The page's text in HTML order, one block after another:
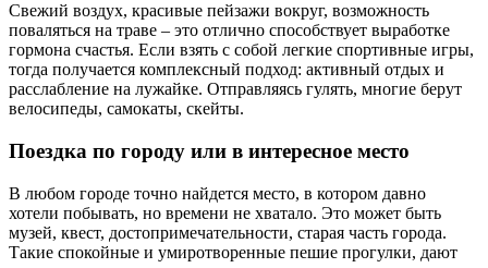
Свежий воздух, красивые пейзажи вокруг, возможность
поваляться на траве – это отлично способствует выработке
гормона счастья. Если взять с собой легкие спортивные игры,
тогда получается комплексный подход: активный отдых и
расслабление на лужайке. Отправляясь гулять, многие берут
велосипеды, самокаты, скейты.
Поездка по городу или в интересное место
В любом городе точно найдется место, в котором давно
хотели побывать, но времени не хватало. Это может быть
музей, квест, достопримечательности, старая часть города.
Такие спокойные и умиротворенные пешие прогулки, дают